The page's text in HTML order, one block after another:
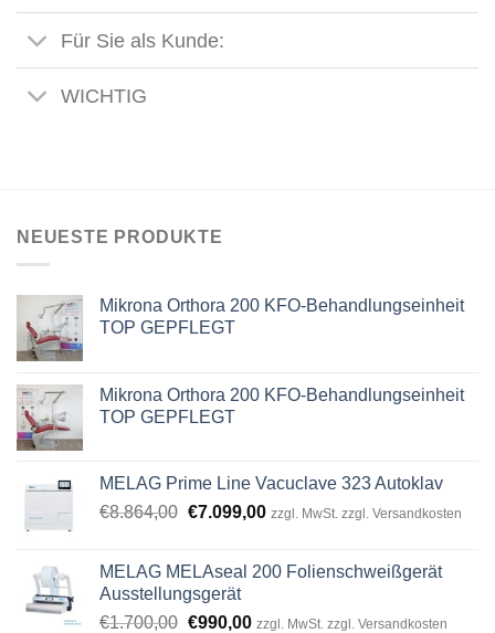
Für Sie als Kunde:
WICHTIG
NEUESTE PRODUKTE
Mikrona Orthora 200 KFO-Behandlungseinheit
TOP GEPFLEGT
Mikrona Orthora 200 KFO-Behandlungseinheit
TOP GEPFLEGT
MELAG Prime Line Vacuclave 323 Autoklav
€8.864,00 Original
€8.864,00.
€7.099,00Current
€7.099,00.
zzgl. MwSt. zzgl. Versandkosten
MELAG MELAseal 200 Folienschweißgerät
Ausstellungsgerät
€1.700,00 Original
€990,00Current
zzgl. MwSt. zzgl. Versandkosten